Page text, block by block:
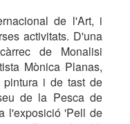
de l'Art, i
activitats. D'una
de Monalisi
Mònica Planas,
pintura i de tast de
de la Pesca de
l'exposició 'Pell de